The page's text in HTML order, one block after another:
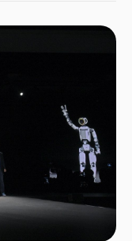
재편하는 운영 인프라로
브리아기에 생명체가
CES 2026에서 달라진
결합하면서 실제 환경
하고 반복 운영될 수
이동, 물체 인식, 정렬,
나 안정적으로
드가 단순한 미래 기술을
프라로 이동하고 있음을
니라 현장 가동률과
로봇의 역할 자체가
서 반복 동작만 수행하는